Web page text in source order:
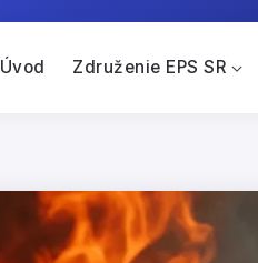
Úvod Združenie EPS SR